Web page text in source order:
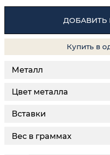
ДОБАВИТЬ
Купить в
Металл
Цвет металла
Вставки
Вес в граммах